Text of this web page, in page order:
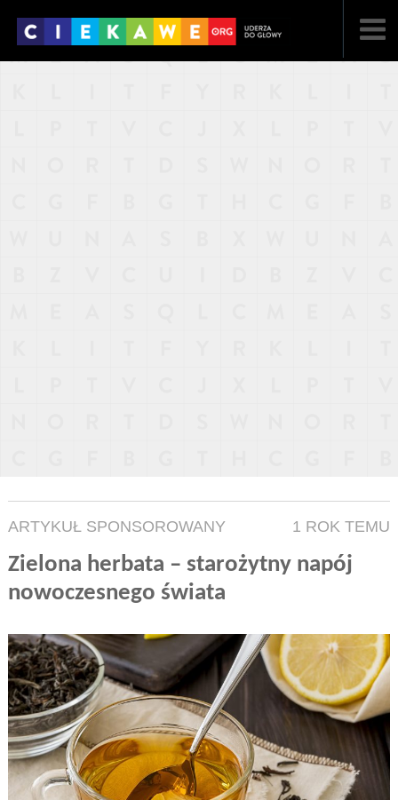
ARTYKUŁ SPONSOROWANY 1 ROK TEMU
Zielona herbata – starożytny napój
nowoczesnego świata